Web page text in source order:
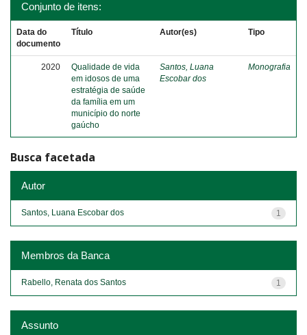
Conjunto de itens:
Data do
documento
Título Autor(es) Tipo
2020
Qualidade de vida
em idosos de uma
estratégia de saúde
da família em um
município do norte
gaúcho
Santos, Luana
Escobar dos
Monografia
Busca facetada
Autor
1
Santos, Luana Escobar dos
Membros da Banca
1
Rabello, Renata dos Santos
Assunto